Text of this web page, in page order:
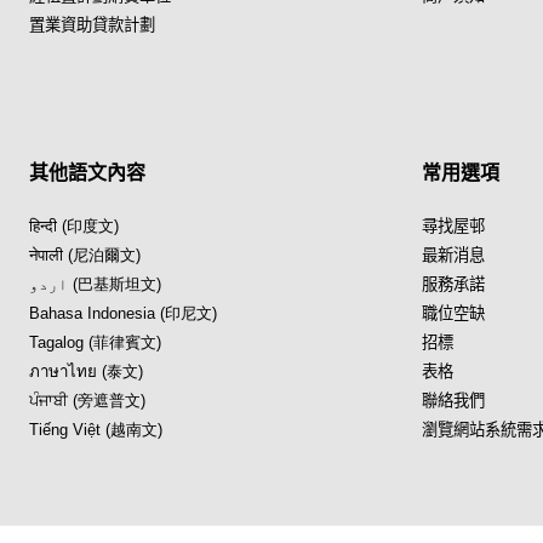
置業資助貸款計劃
其他語文內容
हिन्दी (印度文)
नेपाली (尼泊爾文)
اردو (巴基斯坦文)
Bahasa Indonesia (印尼文)
Tagalog (菲律賓文)
ภาษาไทย (泰文)
ਪੰਜਾਬੀ (旁遮普文)
Tiếng Việt (越南文)
常用選項
尋找屋邨
最新消息
服務承諾
職位空缺
招標
表格
聯絡我們
瀏覽網站系統需